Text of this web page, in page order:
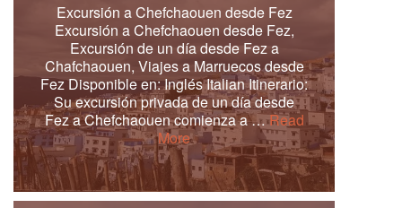
Excursión a Chefchaouen desde Fez
Excursión a Chefchaouen desde Fez,
Excursión de un día desde Fez a
Chafchaouen, Viajes a Marruecos desde
Fez Disponible en: Inglés Italian Itinerario:
Su excursión privada de un día desde
Fez a Chefchaouen comienza a …Read
More